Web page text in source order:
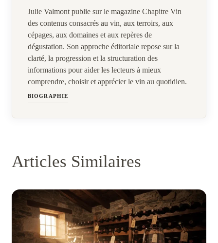
Julie Valmont publie sur le magazine Chapitre Vin
des contenus consacrés au vin, aux terroirs, aux
cépages, aux domaines et aux repères de
dégustation. Son approche éditoriale repose sur la
clarté, la progression et la structuration des
informations pour aider les lecteurs à mieux
comprendre, choisir et apprécier le vin au quotidien.
BIOGRAPHIE
Articles Similaires